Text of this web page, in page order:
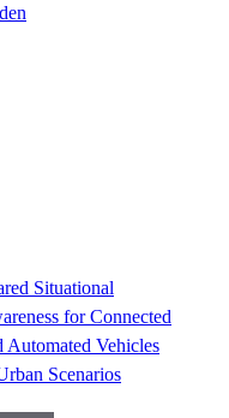
Situational
for Connected
Automated Vehicles
Scenarios